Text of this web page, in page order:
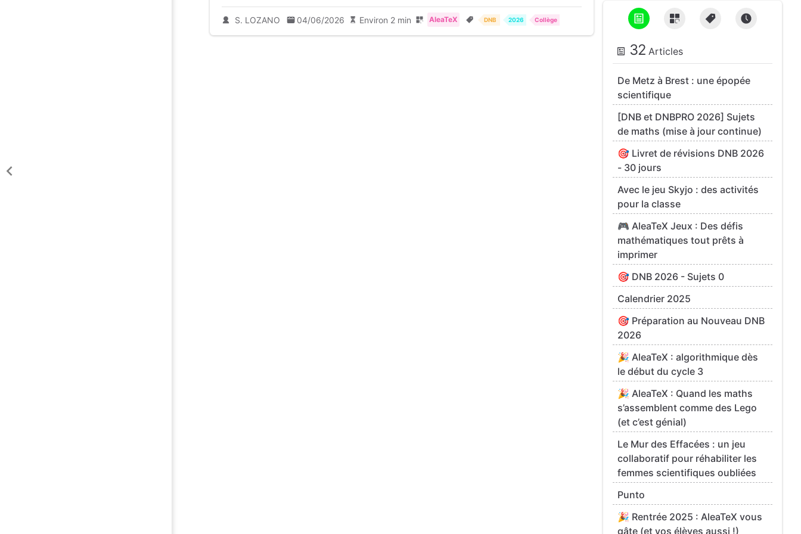
S. LOZANO 04/06/2026 Environ 2 min AleaTeX DNB 2026 Collège
32 Articles
De Metz à Brest : une épopée
scientifique
[DNB et DNBPRO 2026] Sujets
de maths (mise à jour continue)
🎯 Livret de révisions DNB 2026
- 30 jours
Avec le jeu Skyjo : des activités
pour la classe
🎮 AleaTeX Jeux : Des défis
mathématiques tout prêts à
imprimer
🎯 DNB 2026 - Sujets 0
Calendrier 2025
🎯 Préparation au Nouveau DNB
2026
🎉 AleaTeX : algorithmique dès
le début du cycle 3
🎉 AleaTeX : Quand les maths
s’assemblent comme des Lego
(et c’est génial)
Le Mur des Effacées : un jeu
collaboratif pour réhabiliter les
femmes scientifiques oubliées
Punto
🎉 Rentrée 2025 : AleaTeX vous
gâte (et vos élèves aussi !)